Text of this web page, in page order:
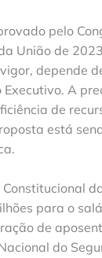
pelo
União de
depende
A
de
está
para o
de
do